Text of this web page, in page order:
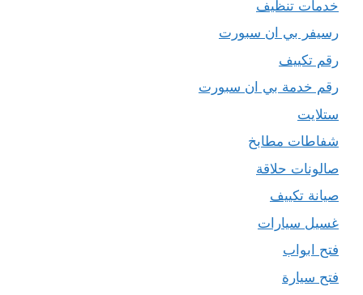
خدمات تنظيف
رسيفر بي ان سبورت
رقم تكييف
رقم خدمة بي ان سبورت
ستلايت
شفاطات مطابخ
صالونات حلاقة
صيانة تكييف
غسيل سيارات
فتح ابواب
فتح سيارة